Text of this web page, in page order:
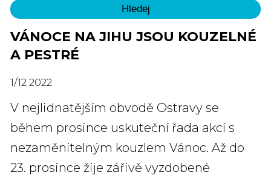
VÁNOCE NA JIHU JSOU KOUZELNÉ
A PESTRÉ
1/12 2022
V nejlidnatějším obvodě Ostravy se
během prosince uskuteční řada akcí s
nezaměnitelným kouzlem Vánoc. Až do
23. prosince žije zářivě vyzdobené